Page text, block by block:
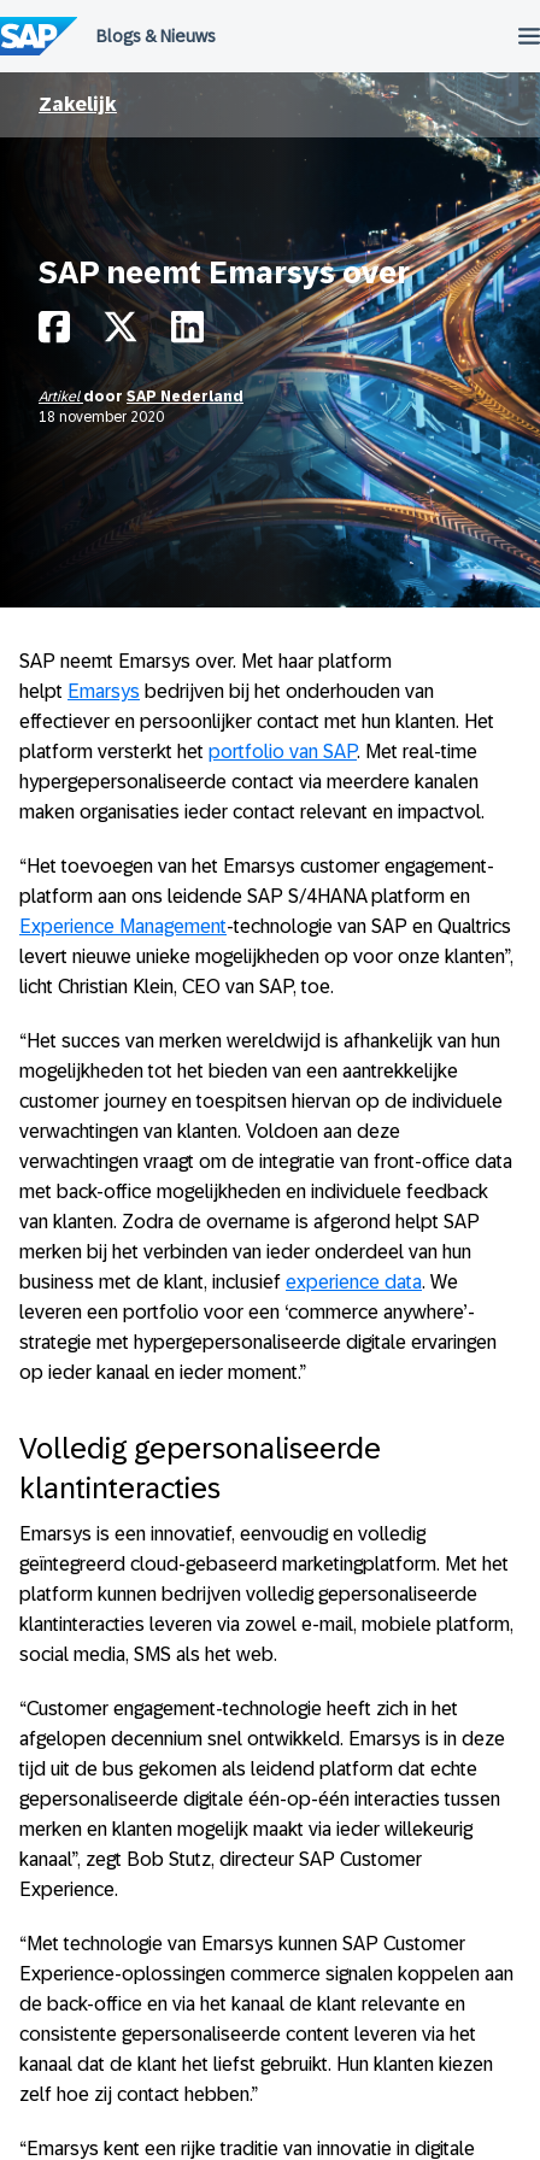
naar
de
inhoud
Zakelijk
SAP neemt Emarsys over
Artikel door SAP Nederland
18 november 2020
SAP neemt Emarsys over. Met haar platform
helpt Emarsys bedrijven bij het onderhouden van
effectiever en persoonlijker contact met hun klanten. Het
platform versterkt het portfolio van SAP. Met real-time
hypergepersonaliseerde contact via meerdere kanalen
maken organisaties ieder contact relevant en impactvol.
“Het toevoegen van het Emarsys customer engagement-
platform aan ons leidende SAP S/4HANA platform en
Experience Management-technologie van SAP en Qualtrics
levert nieuwe unieke mogelijkheden op voor onze klanten”,
licht Christian Klein, CEO van SAP, toe.
“Het succes van merken wereldwijd is afhankelijk van hun
mogelijkheden tot het bieden van een aantrekkelijke
customer journey en toespitsen hiervan op de individuele
verwachtingen van klanten. Voldoen aan deze
verwachtingen vraagt om de integratie van front-office data
met back-office mogelijkheden en individuele feedback
van klanten. Zodra de overname is afgerond helpt SAP
merken bij het verbinden van ieder onderdeel van hun
business met de klant, inclusief experience data. We
leveren een portfolio voor een ‘commerce anywhere’-
strategie met hypergepersonaliseerde digitale ervaringen
op ieder kanaal en ieder moment.”
Volledig gepersonaliseerde
klantinteracties
Emarsys is een innovatief, eenvoudig en volledig
geïntegreerd cloud-gebaseerd marketingplatform. Met het
platform kunnen bedrijven volledig gepersonaliseerde
klantinteracties leveren via zowel e-mail, mobiele platform,
social media, SMS als het web.
“Customer engagement-technologie heeft zich in het
afgelopen decennium snel ontwikkeld. Emarsys is in deze
tijd uit de bus gekomen als leidend platform dat echte
gepersonaliseerde digitale één-op-één interacties tussen
merken en klanten mogelijk maakt via ieder willekeurig
kanaal”, zegt Bob Stutz, directeur SAP Customer
Experience.
“Met technologie van Emarsys kunnen SAP Customer
Experience-oplossingen commerce signalen koppelen aan
de back-office en via het kanaal de klant relevante en
consistente gepersonaliseerde content leveren via het
kanaal dat de klant het liefst gebruikt. Hun klanten kiezen
zelf hoe zij contact hebben.”
“Emarsys kent een rijke traditie van innovatie in digitale